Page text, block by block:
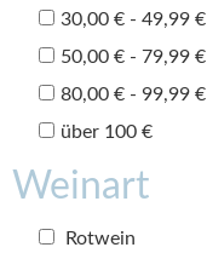
30,00 € - 49,99 €
50,00 € - 79,99 €
80,00 € - 99,99 €
über 100 €
Weinart
Rotwein